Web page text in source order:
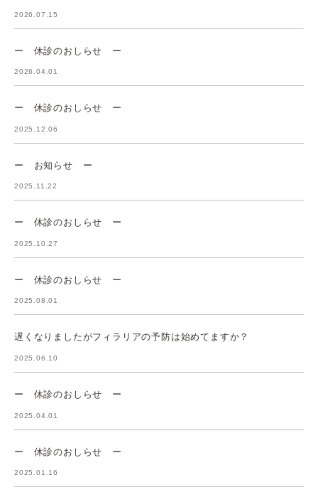
2026.07.15
ー 休診のおしらせ ー
2026.04.01
ー 休診のおしらせ ー
2025.12.06
ー お知らせ ー
2025.11.22
ー 休診のおしらせ ー
2025.10.27
ー 休診のおしらせ ー
2025.08.01
遅くなりましたがフィラリアの予防は始めてますか？
2025.06.10
ー 休診のおしらせ ー
2025.04.01
ー 休診のおしらせ ー
2025.01.16